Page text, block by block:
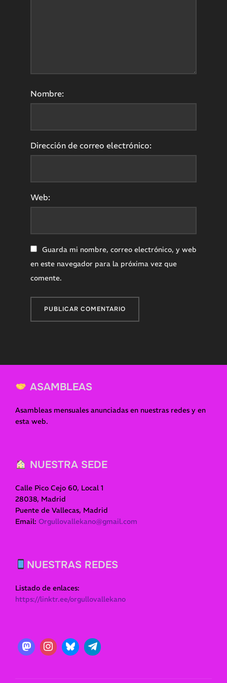
Nombre:
Dirección de correo electrónico:
Web:
Guarda mi nombre, correo electrónico, y web
en este navegador para la próxima vez que
comente.
ASAMBLEAS
Asambleas mensuales anunciadas en nuestras redes y en
esta web.
NUESTRA SEDE
Calle Pico Cejo 60, Local 1
28038, Madrid
Puente de Vallecas, Madrid
Email: Orgullovallekano@gmail.com
NUESTRAS REDES
Listado de enlaces:
https://linktr.ee/orgullovallekano